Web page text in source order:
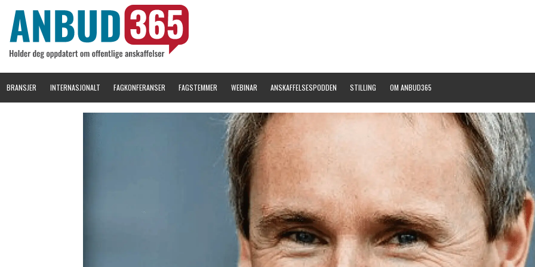
BRANSJER INTERNASJONALT FAGKONFERANSER FAGSTEMMER WEBINAR ANSKAFFELSESPODDEN STILLING OM ANBUD365